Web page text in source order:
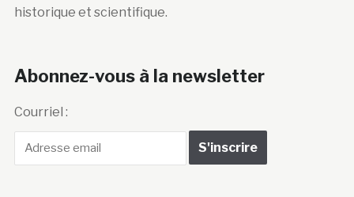
historique et scientifique.
Abonnez-vous à la newsletter
Courriel :